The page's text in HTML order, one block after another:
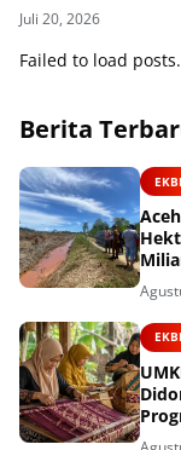
Juli 20, 2026
Failed to load posts.
Berita